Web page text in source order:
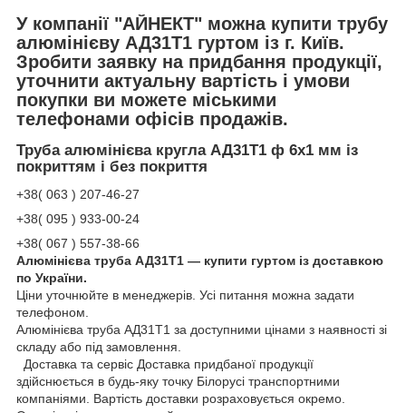
У компанії "АЙНЕКТ" можна купити трубу
алюмінієву АД31Т1 гуртом із г. Київ.
Зробити заявку на придбання продукції,
уточнити актуальну вартість і умови
покупки ви можете міськими
телефонами офісів продажів.
Труба алюмінієва кругла АД31Т1 ф 6х1 мм із
покриттям і без покриття
+38( 063 ) 207-46-27
+38( 095 ) 933-00-24
+38( 067 ) 557-38-66
Алюмінієва труба АД31Т1 — купити гуртом із доставкою
по України.
Ціни уточнюйте в менеджерів. Усі питання можна задати
телефоном.
Алюмінієва труба АД31Т1 за доступними цінами з наявності зі
складу або під замовлення.
Доставка та сервіс Доставка придбаної продукції
здійснюється в будь-яку точку Білорусі транспортними
компаніями. Вартість доставки розраховується окремо.